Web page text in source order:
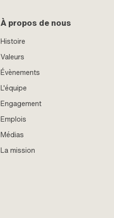
À propos de nous
Histoire
Valeurs
Évènements
L'équipe
Engagement
Emplois
Médias
La mission